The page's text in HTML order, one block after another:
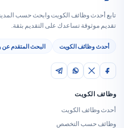
وظائف الكويت وابحث حسب المدينة
تساعدك على التقديم بثقة.
وظائف الكويت البحث المتقدم عن وظائف
الكويت
الكويت
حسب التخصص